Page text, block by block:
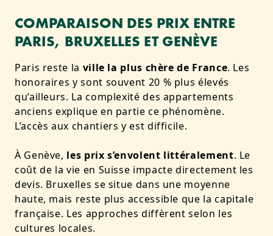
COMPARAISON DES PRIX ENTRE
PARIS, BRUXELLES ET GENÈVE
Paris reste la ville la plus chère de France. Les
honoraires y sont souvent 20 % plus élevés
qu’ailleurs. La complexité des appartements
anciens explique en partie ce phénomène.
L’accès aux chantiers y est difficile.
À Genève, les prix s’envolent littéralement. Le
coût de la vie en Suisse impacte directement les
devis. Bruxelles se situe dans une moyenne
haute, mais reste plus accessible que la capitale
française. Les approches diffèrent selon les
cultures locales.